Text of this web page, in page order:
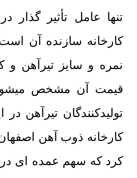
تنها عامل تأثیر گذار
کارخانه سازنده آن
نمره و سایز تیرآهن و
قیمت آن مشخص
تولیدکنندگان تیرآهن در
کارخانه ذوب آهن
کرد که سهم عمده ای